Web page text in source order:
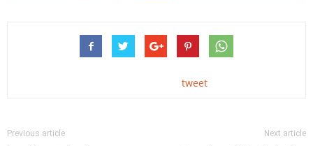
tweet
Previous article Next article